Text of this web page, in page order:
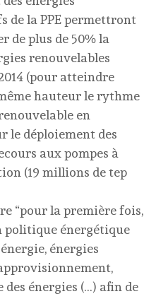
de la PPE permettront
de plus de 50% la
renouvelables
(pour atteindre
hauteur le rythme
en
le déploiement des
aux pompes à
(19 millions de tep
“pour la première fois,
politique énergétique
énergies
des énergies (…) afin de